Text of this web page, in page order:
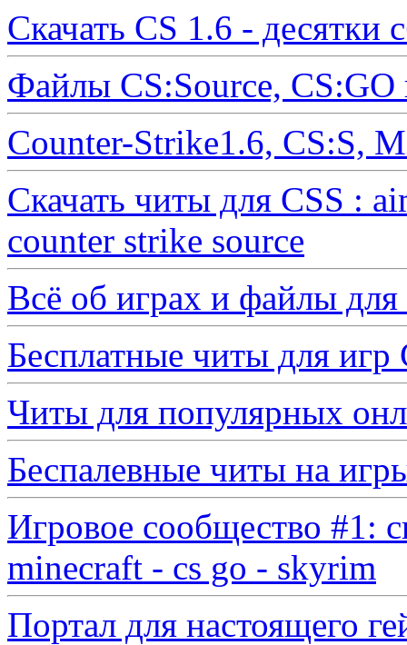
Скачать CS 1.6 - десятки
Файлы CS:Source, CS:GO
Counter-Strike1.6, CS:S,
Скачать читы для CSS :
counter strike source
Всё об играх и файлы для
Бесплатные читы для
Читы для популярных
Беспалевные читы на
Игровое сообщество #1:
minecraft - cs go - skyrim
Портал для настоящего